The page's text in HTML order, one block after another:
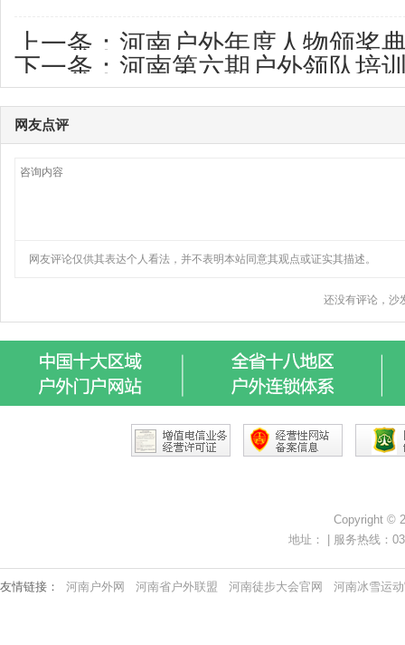
上一条： 河南户外年度人物颁奖
下一条： 河南第六期户外领队培
领队
Copyright ©
地址： | 服务热线：
友情链接： 河南户外网 河南省户外联盟 河南徒步大会官网 河南冰雪运